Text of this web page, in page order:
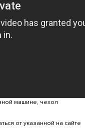
машине, чехол
от указанной на сайте